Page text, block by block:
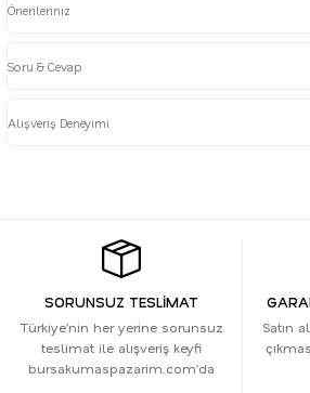
Önerileriniz
Soru & Cevap
Alışveriş Deneyimi
SORUNSUZ TESLİMAT
Türkiye’nin her yerine sorunsuz
teslimat ile alışveriş keyfi
bursakumaspazarim.com’da
Satın